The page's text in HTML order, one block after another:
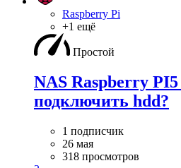
Raspberry Pi
+1 ещё
Простой
NAS Raspberry
подключить hdd?
1 подписчик
26 мая
318 просмотров